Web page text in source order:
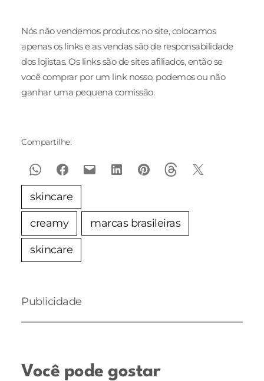
Nós não vendemos produtos no site, colocamos
apenas os links e as vendas são de responsabilidade
dos lojistas. Os links são de sites afiliados, então se
você comprar por um link nosso, podemos ou não
ganhar uma pequena comissão.
Compartilhe:
skincare
creamy marcas brasileiras
skincare
Publicidade
Você pode gostar